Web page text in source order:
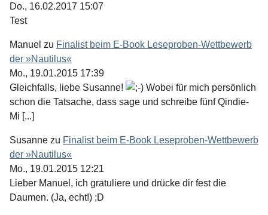
Do., 16.02.2017 15:07
Test
Manuel zu Finalist beim E-Book Leseproben-Wettbewerb
der »Nautilus«
Mo., 19.01.2015 17:39
Gleichfalls, liebe Susanne!
Wobei für mich persönlich
schon die Tatsache, dass sage und schreibe fünf Qindie-
Mi [...]
Susanne zu Finalist beim E-Book Leseproben-Wettbewerb
der »Nautilus«
Mo., 19.01.2015 12:21
Lieber Manuel, ich gratuliere und drücke dir fest die
Daumen. (Ja, echt!) ;D